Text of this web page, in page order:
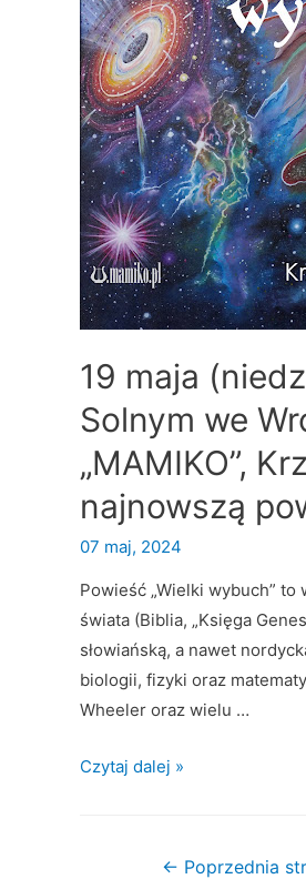
19 maja
Solnym we
„MAMIKO”,
najnowszą
07 maj, 2024
Powieść „Wielki wybuch”
świata (Biblia, „Księga
słowiańską, a nawet
biologii, fizyki oraz
Wheeler oraz wielu …
1
Czytaj dalej »
← Poprzednia